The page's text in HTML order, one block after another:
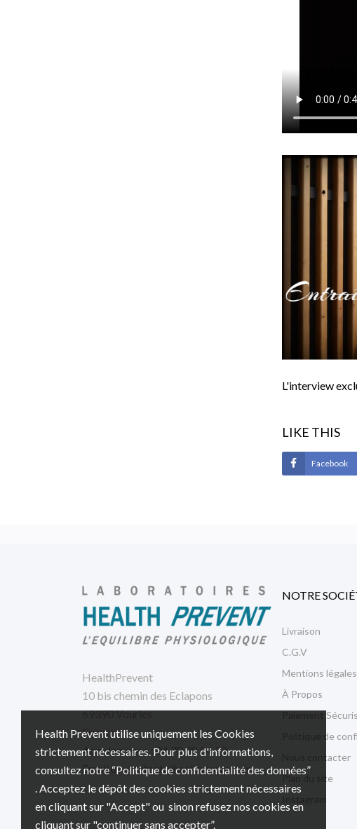
Health Prevent utilise uniquement les Cookies
strictement nécessaires. Pour plus d'informations,
consultez notre “Politique de confidentialité des données”
. Acceptez le dépôt des cookies strictement nécessaires
en cliquant sur "Accept" ou sinon refusez nos cookies en
cliquant sur "continuer sans accepter”.
L'interview
LIKE THIS
Facebook
HealthPrevent
10 bis chemin des Eclapons
69390 Vourles
France
Appelez-nous :04 78 38 04 38
Email us:contact@healthprevent.fr
NOTRE
Livraison
C.G.V
Mentions légales
À Propos
Paiement
Politique de
Nous contacter
Plan du site